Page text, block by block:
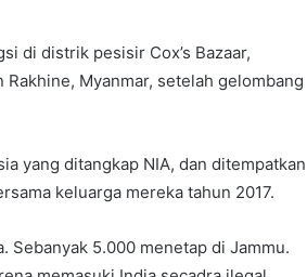
di distrik pesisir Cox’s Bazaar,
Myanmar, setelah gelombang
yang ditangkap NIA, dan ditempatkan
keluarga mereka tahun 2017.
5.000 menetap di Jammu.